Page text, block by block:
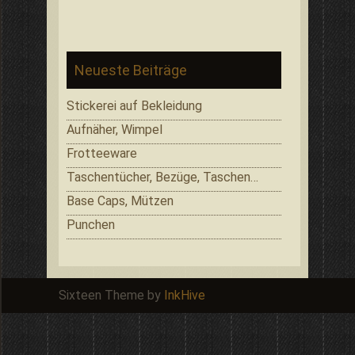
Neueste Beiträge
Stickerei auf Bekleidung
Aufnäher, Wimpel
Frotteeware
Taschentücher, Bezüge, Taschen…
Base Caps, Mützen
Punchen
Sixteen Theme by InkHive